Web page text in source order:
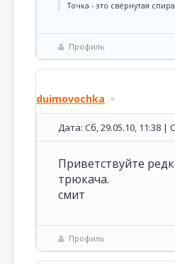
Точка - это свёрнутая
Профиль
duimovochka
Дата: Сб, 29.05.10, 11:38
Приветствуйте
трюкача.
смит
Профиль